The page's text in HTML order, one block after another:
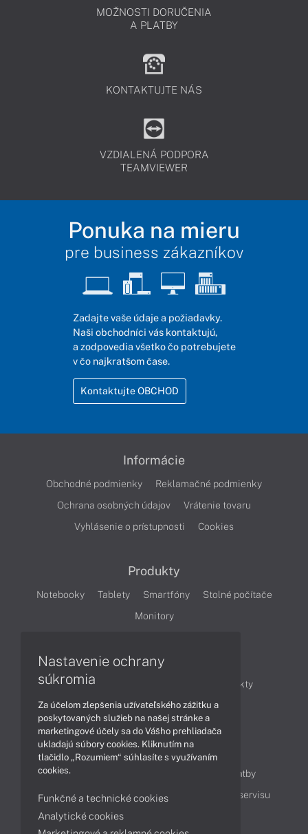
MOŽNOSTI DORUČENIA
A PLATBY
KONTAKTUJTE NÁS
VZDIALENÁ PODPORA
TEAMVIEWER
Ponuka na mieru
pre business zákazníkov
Zadajte vaše údaje a požiadavky.
Naši obchodníci vás kontaktujú,
a zodpovedia všetko čo potrebujete
v čo najkratšom čase.
Kontaktujte OBCHOD
Informácie
Obchodné podmienky
Reklamačné podmienky
Ochrana osobných údajov
Vrátenie tovaru
Vyhlásenie o prístupnosti
Cookies
Produkty
Notebooky Tablety Smartfóny
Stolné počítače
Monitory
Články
Obchodné informácie
Produkty
Technológie
Videá
Obsah
Ako nakupovať
Možnosti doručenia a platby
Podpora a servis
Servisné služby Cenník servisu
Nastavenie ochrany
súkromia
Za účelom zlepšenia užívateľského zážitku a
poskytovaných služieb na našej stránke a
marketingové účely sa do Vášho prehliadača
ukladajú súbory cookies. Kliknutím na
tlačidlo „Rozumiem“ súhlasíte s využívaním
cookies.
Funkčné a technické cookies
Analytické cookies